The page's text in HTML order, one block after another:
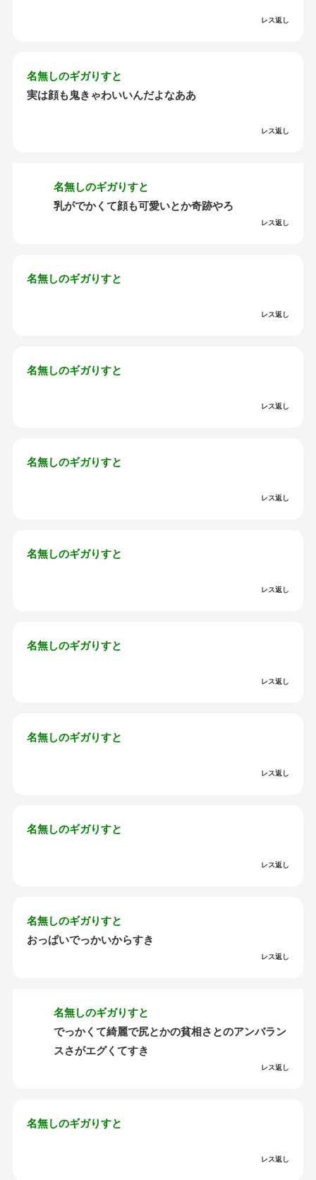
レス返し
名無しのギガりすと
実は顔も鬼きゃわいいんだよなああ
レス返し
名無しのギガりすと
乳がでかくて顔も可愛いとか奇跡やろ
レス返し
名無しのギガりすと
レス返し
名無しのギガりすと
レス返し
名無しのギガりすと
レス返し
名無しのギガりすと
レス返し
名無しのギガりすと
レス返し
名無しのギガりすと
レス返し
名無しのギガりすと
レス返し
名無しのギガりすと
おっぱいでっかいからすき
レス返し
名無しのギガりすと
でっかくて綺麗で尻とかの貧相さとのアンバラン
スさがエグくてすき
レス返し
名無しのギガりすと
レス返し